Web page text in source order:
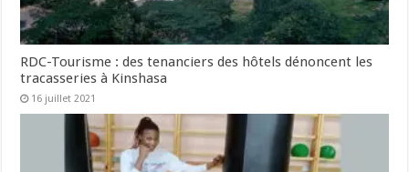
RDC-Tourisme : des tenanciers des hôtels dénoncent les
tracasseries à Kinshasa
16 juillet 2021